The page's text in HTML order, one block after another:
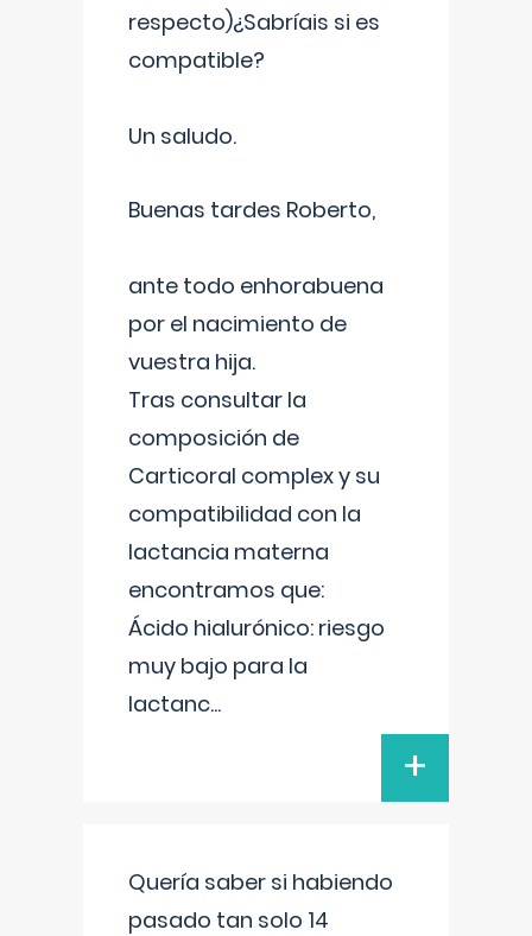
respecto)¿Sabríais si es
compatible?
Un saludo.
Buenas tardes Roberto,
ante todo enhorabuena
por el nacimiento de
vuestra hija.
Tras consultar la
composición de
Carticoral complex y su
compatibilidad con la
lactancia materna
encontramos que:
Ácido hialurónico: riesgo
muy bajo para la
lactanc...
+
Quería saber si habiendo
pasado tan solo 14